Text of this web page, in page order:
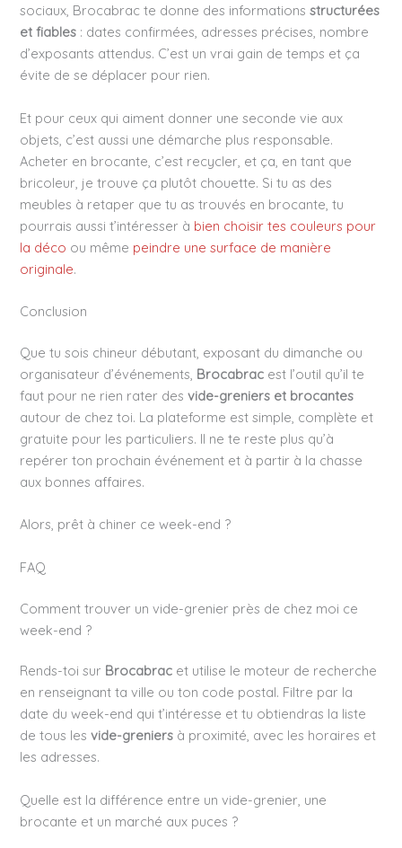
sociaux, Brocabrac te donne des informationsstructurées
et fiables : dates confirmées, adresses précises, nombre
d’exposants attendus. C’est un vrai gain de temps et ça
évite de se déplacer pour rien.
Et pour ceux qui aiment donner une seconde vie aux
objets, c’est aussi une démarche plus responsable.
Acheter en brocante, c’est recycler, et ça, en tant que
bricoleur, je trouve ça plutôt chouette. Si tu as des
meubles à retaper que tu as trouvés en brocante, tu
pourrais aussi t’intéresser à bien choisir tes couleurs pour
la déco ou même peindre une surface de manière
originale.
Conclusion
Que tu sois chineur débutant, exposant du dimanche ou
organisateur d’événements, Brocabrac est l’outil qu’il te
faut pour ne rien rater desvide-greniers et brocantes
autour de chez toi. La plateforme est simple, complète et
gratuite pour les particuliers. Il ne te reste plus qu’à
repérer ton prochain événement et à partir à la chasse
aux bonnes affaires.
Alors, prêt à chiner ce week-end ?
FAQ
Comment trouver un vide-grenier près de chez moi ce
week-end ?
Rends-toi sur Brocabrac et utilise le moteur de recherche
en renseignant ta ville ou ton code postal. Filtre par la
date du week-end qui t’intéresse et tu obtiendras la liste
de tous lesvide-greniers à proximité, avec les horaires et
les adresses.
Quelle est la différence entre un vide-grenier, une
brocante et un marché aux puces ?